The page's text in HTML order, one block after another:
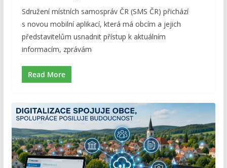
Sdružení místních samospráv ČR (SMS ČR) přichází
s novou mobilní aplikací, která má obcím a jejich
představitelům usnadnit přístup k aktuálním
informacím, zprávám
Read More